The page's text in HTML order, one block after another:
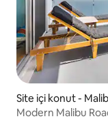
Site içi konut -
Modern Malibu